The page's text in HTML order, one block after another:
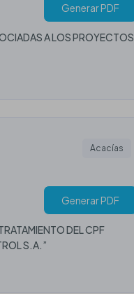
Generar PDF
A LOS PROYECTOS
Acacías
Generar PDF
DEL CPF
S.A.”